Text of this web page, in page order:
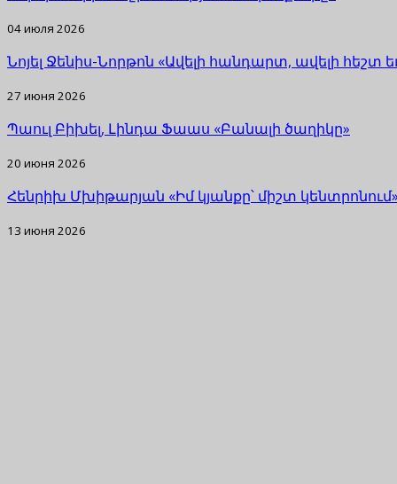
04 июля 2026
Նոյել Ջենիս-Նորթոն «Ավելի հանդարտ, ավելի հեշտ
27 июня 2026
Պաուլ Բիխել, Լինդա Ֆաաս «Բանալի ծաղիկը»
20 июня 2026
Հենրիխ Մխիթարյան «Իմ կյանքը՝ միշտ կենտրոնում»
13 июня 2026